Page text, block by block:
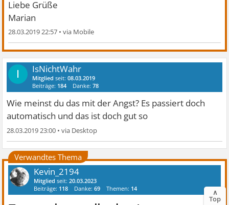
Liebe Grüße
Marian
28.03.2019 22:57 •
I IsNichtWahr
Mitglied seit:08.03.2019
Beiträge: 184 Danke:78
Wie meinst du das mit der Angst? Es passiert doch
automatisch und das ist doch gut so
28.03.2019 23:00 •
Verwandtes Thema
Kevin_2194
Mitglied seit:20.03.2023
Beiträge: 118 Danke:69 Themen: 14 ∧
Top